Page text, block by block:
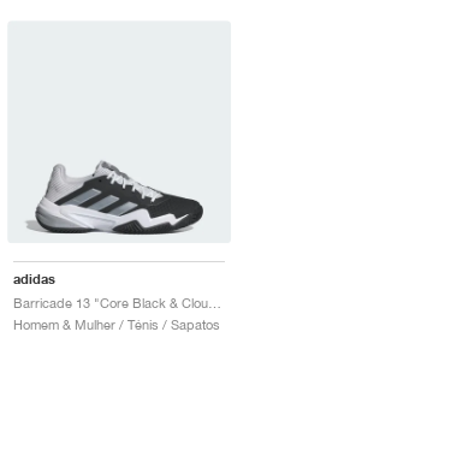
adidas
Homem & Mulher / Ténis / Sapatos